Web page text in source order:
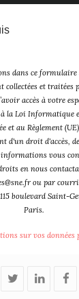
dans ce formulaire
collectées et traitées
accès à votre
la Loi Informatique
et au Règlement
d'un droit d'accès,
vous
en nous
ou par
boulevard Saint-
Paris.
sur vos données